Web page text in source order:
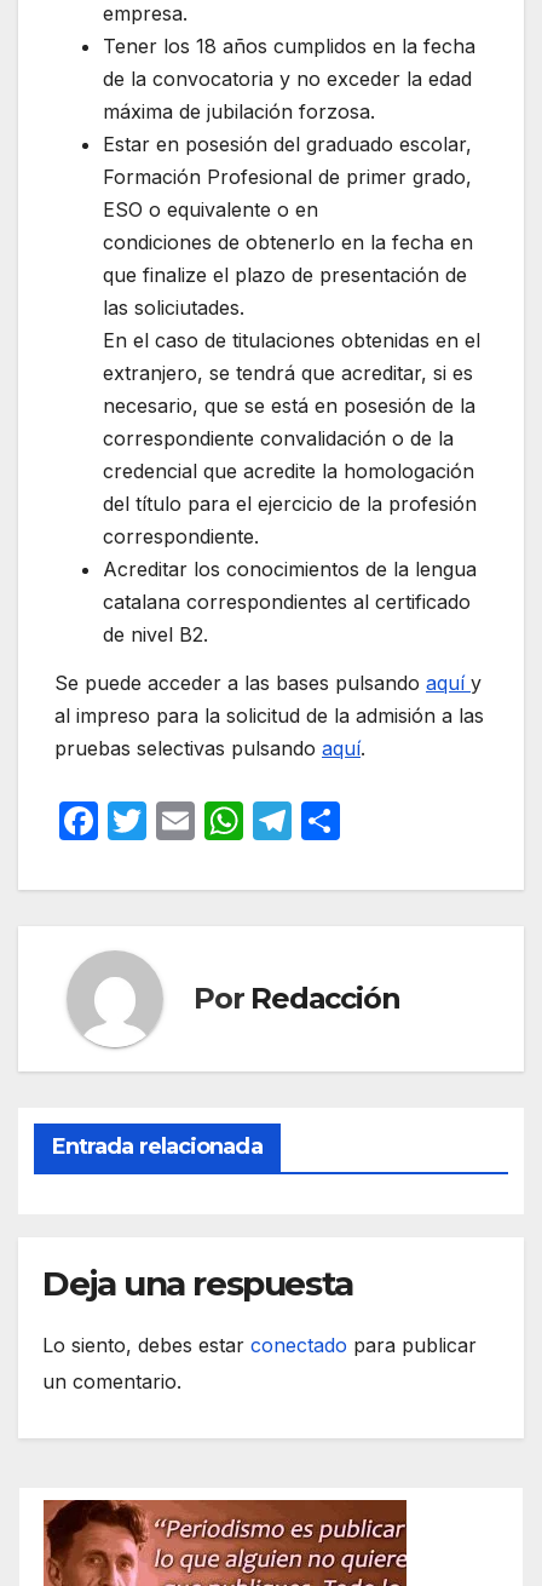
empresa.
Tener los 18 años cumplidos en la fecha
de la convocatoria y no exceder la edad
máxima de jubilación forzosa.
Estar en posesión del graduado escolar,
Formación Profesional de primer grado,
ESO o equivalente o en
condiciones de obtenerlo en la fecha en
que finalize el plazo de presentación de
las soliciutades.
En el caso de titulaciones obtenidas en el
extranjero, se tendrá que acreditar, si es
necesario, que se está en posesión de la
correspondiente convalidación o de la
credencial que acredite la homologación
del título para el ejercicio de la profesión
correspondiente.
Acreditar los conocimientos de la lengua
catalana correspondientes al certificado
de nivel B2.
Se puede acceder a las bases pulsando aquí y
al impreso para la solicitud de la admisión a las
pruebas selectivas pulsando aquí.
F
c
b
o
o
T
itt
E
ail
W
at
A
p
T
e
a
m
m
ar
tir
Por Redacción
Entrada relacionada
Deja una respuesta
Lo siento, debes estar conectado para publicar
un comentario.